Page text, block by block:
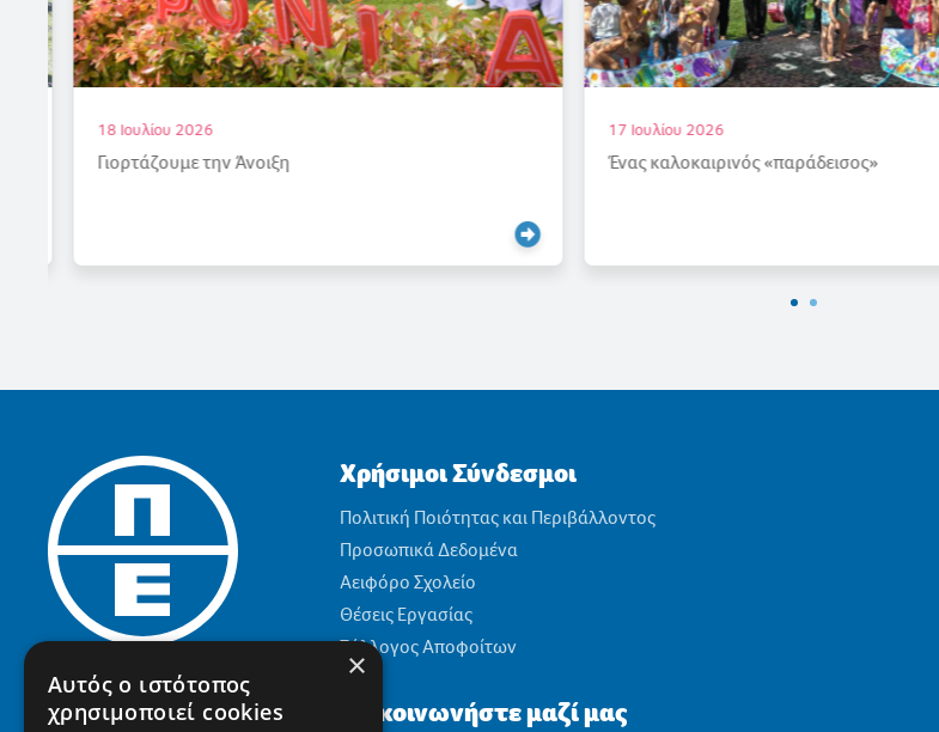
18 Ιουλίου 2026
Γιορτάζουμε την Άνοιξη
17 Ιουλίου 2026
Ένας καλοκαιρινός «παράδεισος»
Χρήσιμοι Σύνδεσμοι
Πολιτική Ποιότητας και Περιβάλλοντος
Προσωπικά Δεδομένα
Αειφόρο Σχολείο
Θέσεις Εργασίας
Σύλλογος Αποφοίτων
Επικοινωνήστε μαζί μας
×
Αυτός ο ιστότοπος
χρησιμοποιεί cookies